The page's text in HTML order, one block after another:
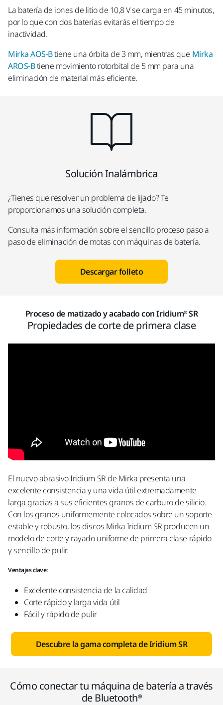
La batería de iones de litio de 10,8 V se carga en 45 minutos,
por lo que con dos baterías evitarás el tiempo de
inactividad.
Mirka AOS-Btiene una órbita de 3 mm, mientras que Mirka
AROS-Btiene movimiento rotorbital de 5 mm para una
eliminación de material más eficiente.
Solución Inalámbrica
¿Tienes que resolver un problema de lijado? Te
proporcionamos una solución completa.
Consulta más información sobre el sencillo proceso paso a
paso de eliminación de motas con máquinas de batería.
Descargar folleto
Proceso de matizado y acabado con Iridium® SR
Propiedades de corte de primera clase
El nuevo abrasivo Iridium SR de Mirka presenta una
excelente consistencia y una vida útil extremadamente
larga gracias a sus eficientes granos de carburo de silicio.
Con los granos uniformemente colocados sobre un soporte
estable y robusto, los discos Mirka Iridium SR producen un
modelo de corte y rayado uniforme de primera clase rápido
y sencillo de pulir.
Ventajas clave:
Excelente consistencia de la calidad​
Corte rápido y larga vida útil​
Fácil y rápido de pulir
Descubre la gama completa de Iridium SR
Cómo conectar tu máquina de batería a través
de Bluetooth®